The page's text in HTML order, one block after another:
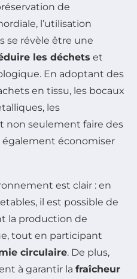
de
l’utilisation
se révèle être une
les déchets et
En adoptant des
en tissu, les bocaux
les
non seulement faire des
également économiser
est clair : en
il est possible de
la production de
tout en participant
circulaire. De plus,
à garantir la fraîcheur